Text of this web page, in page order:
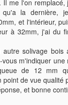
Il me l'on
qu'a la dernière,
et l'intérieur,
à 32mm, j'ai du
solivage bois
m'indiquer
de 12 mm
point de vue qualité
et bonne